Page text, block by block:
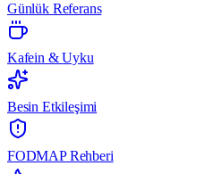
Günlük Referans
Kafein & Uyku
Besin Etkileşimi
FODMAP Rehberi